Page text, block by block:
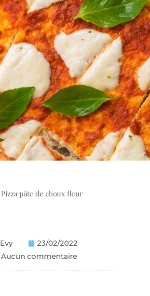
Pizza pâte de choux fleur
Evy
23/02/2022
Aucun commentaire